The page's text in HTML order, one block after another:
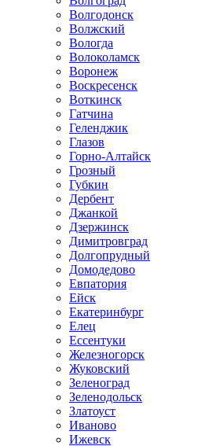
Волгодонск
Волжский
Вологда
Волоколамск
Воронеж
Воскресенск
Воткинск
Гатчина
Геленджик
Глазов
Горно-Алтайск
Грозный
Губкин
Дербент
Джанкой
Дзержинск
Димитровград
Долгопрудный
Домодедово
Евпатория
Ейск
Екатеринбург
Елец
Ессентуки
Железногорск
Жуковский
Зеленоград
Зеленодольск
Златоуст
Иваново
Ижевск